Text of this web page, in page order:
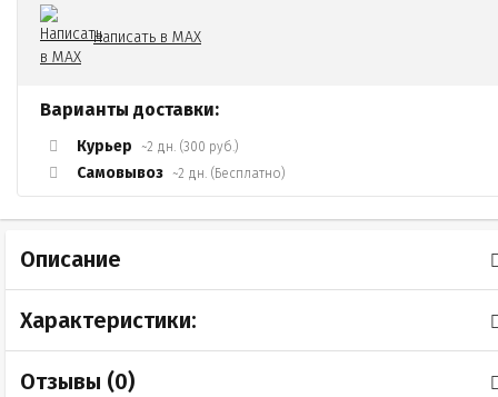
Написать в MAX
Варианты доставки:
Курьер ~2 дн. (300 руб.)
Самовывоз ~2 дн. (Бесплатно)
Описание
Характеристики:
Отзывы (0)